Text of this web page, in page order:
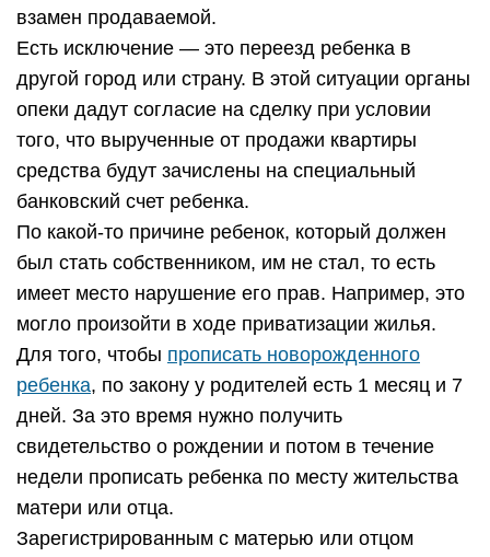
взамен продаваемой.
Есть исключение — это переезд ребенка в
другой город или страну. В этой ситуации органы
опеки дадут согласие на сделку при условии
того, что вырученные от продажи квартиры
средства будут зачислены на специальный
банковский счет ребенка.
По какой-то причине ребенок, который должен
был стать собственником, им не стал, то есть
имеет место нарушение его прав. Например, это
могло произойти в ходе приватизации жилья.
Для того, чтобы прописать новорожденного
ребенка, по закону у родителей есть 1 месяц и 7
дней. За это время нужно получить
свидетельство о рождении и потом в течение
недели прописать ребенка по месту жительства
матери или отца.
Зарегистрированным с матерью или отцом